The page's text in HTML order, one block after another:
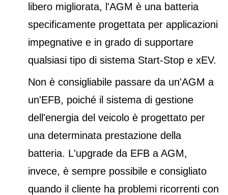
libero migliorata, l'AGM è una batteria
specificamente progettata per applicazioni
impegnative e in grado di supportare
qualsiasi tipo di sistema Start-Stop e xEV.
Non è consigliabile passare da un'AGM a
un'EFB, poiché il sistema di gestione
dell'energia del veicolo è progettato per
una determinata prestazione della
batteria. L'upgrade da EFB a AGM,
invece, è sempre possibile e consigliato
quando il cliente ha problemi ricorrenti con